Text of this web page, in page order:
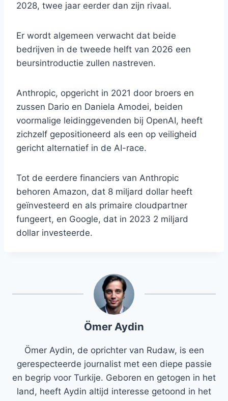
2028, twee jaar eerder dan zijn rivaal.
Er wordt algemeen verwacht dat beide
bedrijven in de tweede helft van 2026 een
beursintroductie zullen nastreven.
Anthropic, opgericht in 2021 door broers en
zussen Dario en Daniela Amodei, beiden
voormalige leidinggevenden bij OpenAI, heeft
zichzelf gepositioneerd als een op veiligheid
gericht alternatief in de AI-race.
Tot de eerdere financiers van Anthropic
behoren Amazon, dat 8 miljard dollar heeft
geïnvesteerd en als primaire cloudpartner
fungeert, en Google, dat in 2023 2 miljard
dollar investeerde.
Ömer Aydin
Ömer Aydin, de oprichter van Rudaw, is een
gerespecteerde journalist met een diepe passie
en begrip voor Turkije. Geboren en getogen in het
land, heeft Aydin altijd interesse getoond in het